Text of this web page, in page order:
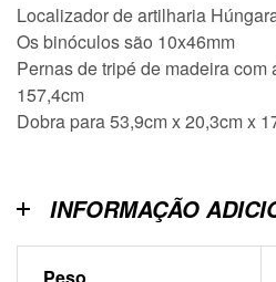
Localizador de artilharia
Os binóculos são 10x46mm
Pernas de tripé de madeira com
157,4cm
Dobra para 53,9cm x 20,3cm x
INFORMAÇÃO
Peso